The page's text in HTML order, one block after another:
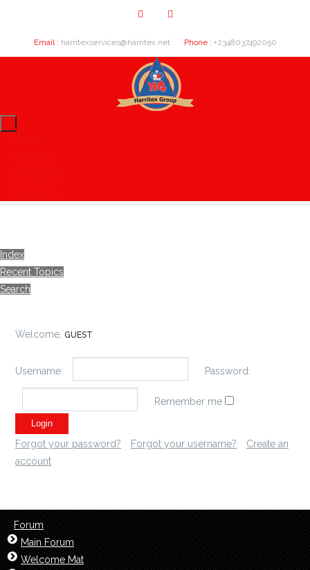
Email : harritexservices@harritex.net Phone : +2348037492050
Index
Recent Topics
Search
Welcome, GUEST
Username: Password:
Remember me
Forgot your password? Forgot your username?
Create an
account
Forum
Main Forum
Welcome Mat